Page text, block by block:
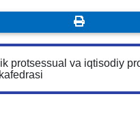
protsessual va iqtisodiy